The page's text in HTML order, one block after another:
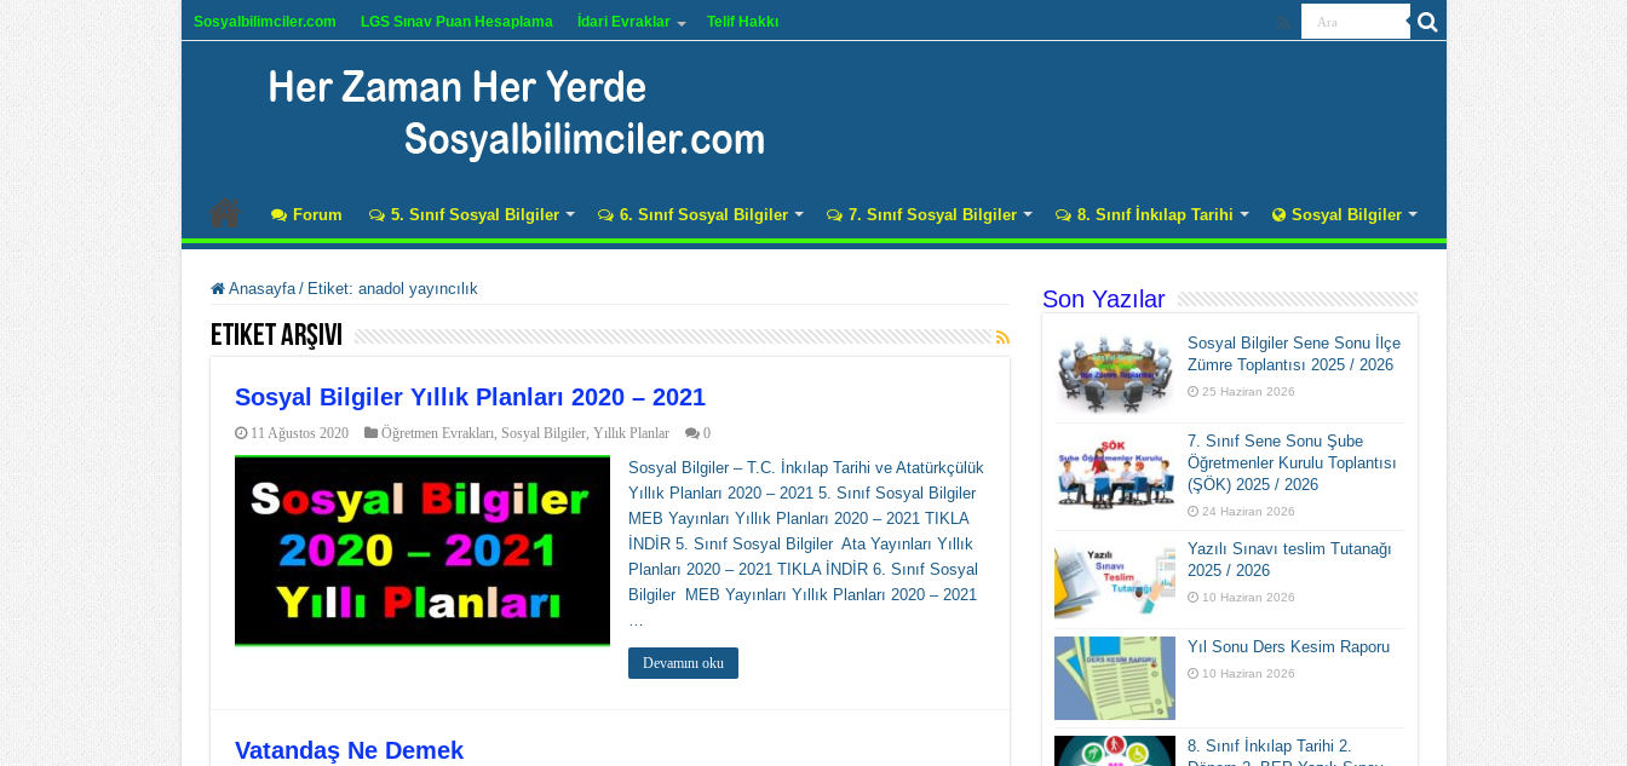
Sosyalbilimciler.com LGS Sınav Puan Hesaplama İdari Evraklar Telif Hakkı
Forum 5. Sınıf Sosyal Bilgiler 6. Sınıf Sosyal Bilgiler 7. Sınıf Sosyal Bilgiler 8. Sınıf İnkılap Tarihi Sosyal Bilgiler
Anasayfa / Etiket: anadol yayıncılık
Etiket Arşivi
Sosyal Bilgiler Yıllık Planları 2020 – 2021
11 Ağustos 2020 Öğretmen Evrakları, Sosyal Bilgiler, Yıllık Planlar 0
Sosyal Bilgiler – T.C. İnkılap Tarihi ve Atatürkçülük
Yıllık Planları 2020 – 2021 5. Sınıf Sosyal Bilgiler
MEB Yayınları Yıllık Planları 2020 – 2021 TIKLA
İNDİR 5. Sınıf Sosyal Bilgiler Ata Yayınları Yıllık
Planları 2020 – 2021 TIKLA İNDİR 6. Sınıf Sosyal
Bilgiler MEB Yayınları Yıllık Planları 2020 – 2021
…
Devamını oku
Vatandaş Ne Demek
Son Yazılar
Sosyal Bilgiler Sene Sonu İlçe
Zümre Toplantısı 2025 / 2026
25 Haziran 2026
7. Sınıf Sene Sonu Şube
Öğretmenler Kurulu Toplantısı
(ŞÖK) 2025 / 2026
24 Haziran 2026
Yazılı Sınavı teslim Tutanağı
2025 / 2026
10 Haziran 2026
Yıl Sonu Ders Kesim Raporu
10 Haziran 2026
8. Sınıf İnkılap Tarihi 2.